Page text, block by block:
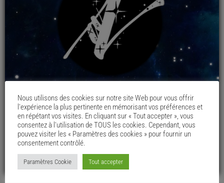
Nous utilisons des cookies sur notre site Web pour vous offrir
l'expérience la plus pertinente en mémorisant vos préférences et
en répétant vos visites. En cliquant sur « Tout accepter », vous
consentez à l'utilisation de TOUS les cookies. Cependant, vous
pouvez visiter les « Paramètres des cookies » pour fournir un
consentement contrôlé.
Paramètres Cookie Tout accepter